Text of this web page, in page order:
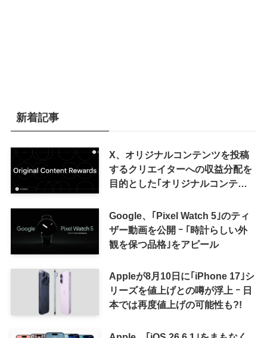
新着記事
X、オリジナルコンテンツを投稿
するクリエイターへの収益分配を
目的とした｢オリジナルコンテン
来の｢収益分配｣は廃止
Google、｢Pixel Watch 5｣のティ
ザー動画を公開 ｰ ｢時計らしい外
観を保つ品格｣をアピール
Appleが8月10日に｢iPhone 17｣シ
リーズを値上げとの噂が浮上 ｰ 日
本では再度値上げの可能性も?!